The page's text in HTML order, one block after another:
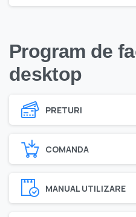
Program de
desktop
PRETURI
COMANDA
MANUAL UTILIZARE